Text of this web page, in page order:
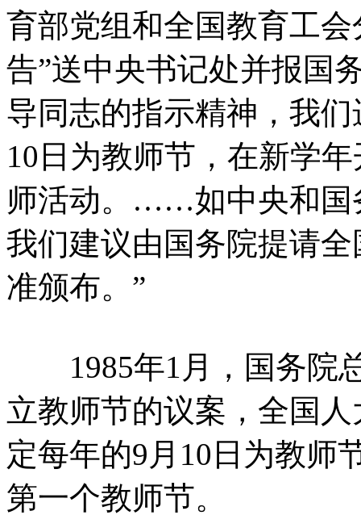
育部党组和全国教育工会
告”送中央书记处并报国
导同志的指示精神，我
10日为教师节，在新学
师活动。……如中央和国
我们建议由国务院提请
准颁布。”
1985年1月，国务院
立教师节的议案，全国
定每年的9月10日为教师
第一个教师节。